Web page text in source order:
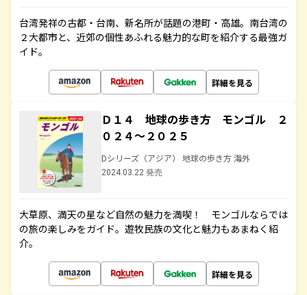
台湾発祥の古都・台南、新名所が話題の港町・高雄。南台湾の
２大都市と、近郊の個性あふれる魅力的な町を紹介する最強ガ
イド。
詳細を見る
Ｄ１４ 地球の歩き方 モンゴル ２
０２４～２０２５
Dシリーズ（アジア） 地球の歩き方 海外
2024.03.22 発売
大草原、満天の星など自然の魅力を満喫！ モンゴルならでは
の旅の楽しみをガイド。遊牧民族の文化と魅力もあまねく紹
介。
詳細を見る